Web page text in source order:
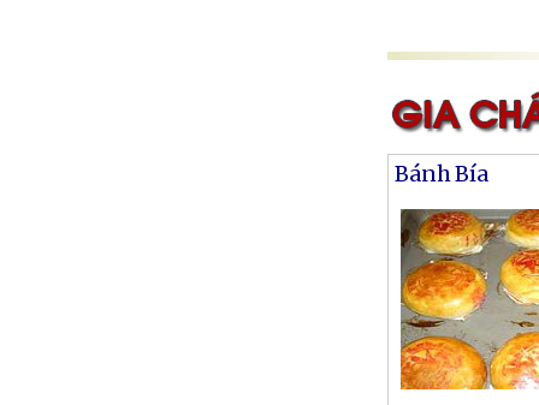
Bánh Bía